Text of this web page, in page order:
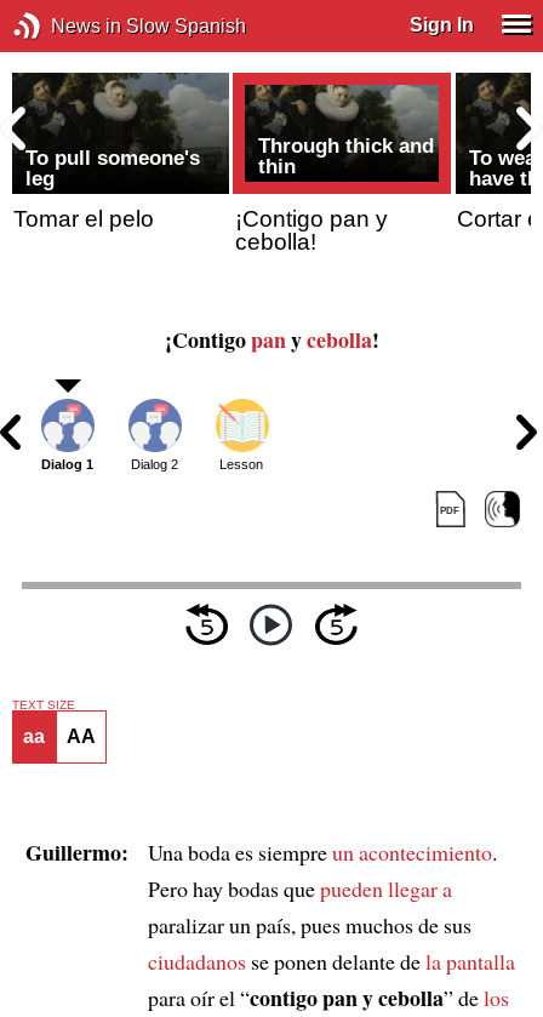
News in Slow Spanish Sign In
To pull someone's
leg
Tomar el pelo
Through thick and
thin
¡Contigo pan y
cebolla!
To
have
Cortar
¡Contigopanycebolla!
Dialog 1 Dialog 2 Lesson
TEXT SIZE
aa AA
Guillermo: Una boda es siempreun acontecimiento.
Pero hay bodas quepueden llegar a
paralizar un país, pues muchos de sus
ciudadanosse ponen delante dela pantalla
para oír el “contigo pan y cebolla” delos